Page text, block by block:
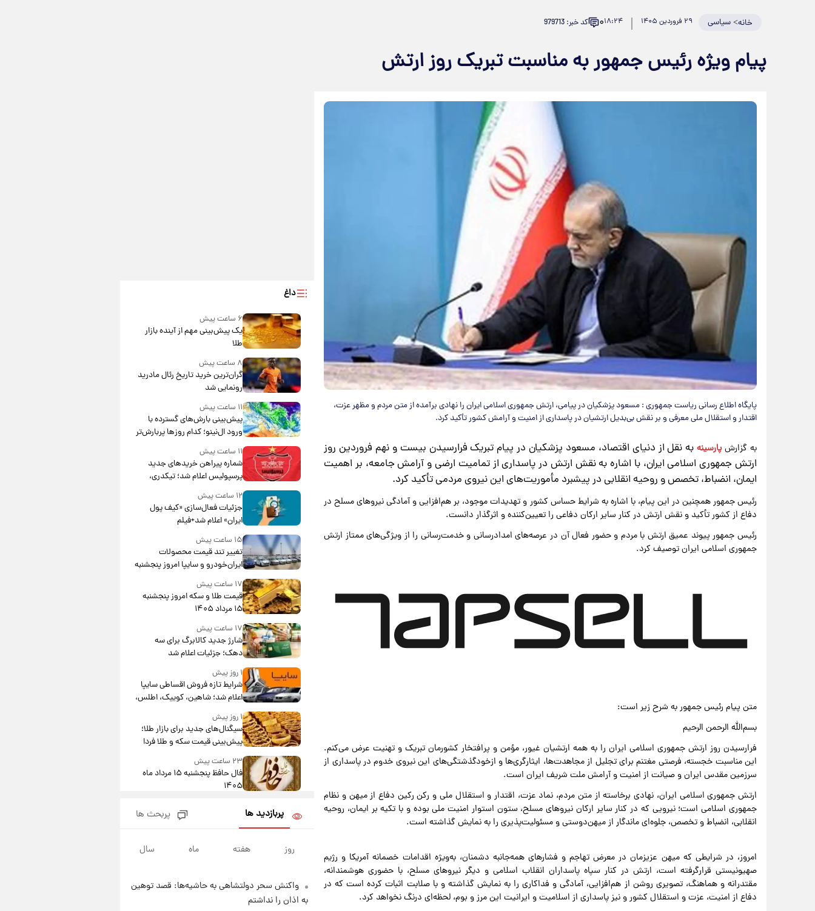
خانه>سیاسی ۲۹ فروردین ۱۴۰۵ ۱۸:۲۴۰ کد خبر: 979713
پیام ویژه رئیس جمهور به مناسبت تبریک روز ارتش
پایگاه اطلاع رسانی ریاست جمهوری : مسعود پزشکیان در پیامی، ارتش جمهوری اسلامی ایران را نهادی برآمده از متن مردم و مظهر عزت،
اقتدار و استقلال ملی معرفی و بر نقش بی‌بدیل ارتشیان در پاسداری از امنیت و آرامش کشور تأکید کرد.
به گزارش پارسینه به نقل از دنیای اقتصاد، مسعود پزشکیان در پیام تبریک فرارسیدن بیست و نهم فروردین روز
ارتش جمهوری اسلامی ایران، با اشاره به نقش ارتش در پاسداری از تمامیت ارضی و آرامش جامعه، بر اهمیت
ایمان، انضباط، تخصص و روحیه انقلابی در پیشبرد مأموریت‌های این نیروی مردمی تأکید کرد.
رئیس جمهور همچنین در این پیام، با اشاره به شرایط حساس کشور و تهدیدات موجود، بر هم‌افزایی و آمادگی نیروهای مسلح در
دفاع از کشور تأکید و نقش ارتش در کنار سایر ارکان دفاعی را تعیین‌کننده و اثرگذار دانست.
رئیس جمهور پیوند عمیق ارتش با مردم و حضور فعال آن در عرصه‌های امدادرسانی و خدمت‌رسانی را از ویژگی‌های ممتاز ارتش
جمهوری اسلامی ایران توصیف کرد.
متن پیام رئیس جمهور به شرح زیر است:
بسم‌الله الرحمن الرحیم
فرارسیدن روز ارتش جمهوری اسلامی ایران را به همه ارتشیان غیور، مؤمن و پرافتخار کشورمان تبریک و تهنیت عرض می‌کنم.
این مناسبت خجسته، فرصتی مغتنم برای تجلیل از مجاهدت‌ها، ایثارگری‌ها و ازخودگذشتگی‌های این نیروی خدوم در پاسداری از
سرزمین مقدس ایران و صیانت از امنیت و آرامش ملت شریف ایران است.
ارتش جمهوری اسلامی ایران، نهادی برخاسته از متن مردم، نماد عزت، اقتدار و استقلال ملی و رکن رکین دفاع از میهن و نظام
جمهوری اسلامی است؛ نیرویی که در کنار سایر ارکان نیروهای مسلح، ستون استوار امنیت ملی بوده و با تکیه بر ایمان، روحیه
انقلابی، انضباط و تخصص، جلوه‌ای ماندگار از میهن‌دوستی و مسئولیت‌پذیری را به نمایش گذاشته است.
امروز، در شرایطی که میهن عزیزمان در معرض تهاجم و فشارهای همه‌جانبه دشمنان، به‌ویژه اقدامات خصمانه آمریکا و رژیم
صهیونیستی قرارگرفته است، ارتش در کنار سپاه پاسداران انقلاب اسلامی و دیگر نیروهای مسلح، با حضوری هوشمندانه،
مقتدرانه و هماهنگ، تصویری روشن از هم‌افزایی، آمادگی و فداکاری را به نمایش گذاشته و با صلابت اثبات کرده است که در
دفاع از امنیت، عزت و استقلال کشور و نیز پاسداری از اسلامیت و ایرانیت این مرز و بوم، لحظه‌ای درنگ نخواهد کرد.
داغ
۶ ساعت پیش
یک پیش‌بینی مهم از آینده بازار
طلا
۸ ساعت پیش
گران‌ترین خرید تاریخ رئال مادرید
رونمایی شد
۱۱ ساعت پیش
پیش‌بینی بارش‌های گسترده با
ورود ال‌نینو؛ کدام روزها پربارش‌تر
خواهند بود؟
۱۱ ساعت پیش
شماره پیراهن خریدهای جدید
پرسپولیس اعلام شد؛ تیکدری،
محبی و سرگیف با اعداد ویژه
۱۲ ساعت پیش
جزئیات فعال‌سازی «کیف پول
ایران» اعلام شد+فیلم
۱۵ ساعت پیش
تغییر تند قیمت محصولات
ایران‌خودرو و سایپا امروز پنجشنبه
۱۵ مرداد ۱۴۰۵ +جدول
۱۷ ساعت پیش
قیمت طلا و سکه امروز پنجشنبه
۱۵ مرداد ۱۴۰۵
۱۷ ساعت پیش
شارژ جدید کالابرگ برای سه
دهک؛ جزئیات اعلام شد
۱ روز پیش
شرایط تازه فروش اقساطی سایپا
اعلام شد؛ شاهین، کوییک، اطلس،
سهند و ساینا با اقساط بلندمدت +
جدول۱ روز پیش
سیگنال‌های جدید برای بازار طلا؛
پیش‌بینی قیمت سکه و طلا فردا
۲۳ ساعت پیش
فال حافظ پنجشنبه ۱۵ مرداد ماه
۱۴۰۵
فال قهوه روزانه پنجشنبه ۱۵ مرداد
ماه ۱۴۰۵
۱ روز پیش
پربازدید ها پربحث ها
روز هفته ماه سال
واکنش سحر دولتشاهی به حاشیه‌ها: قصد توهین
به اذان را نداشتم